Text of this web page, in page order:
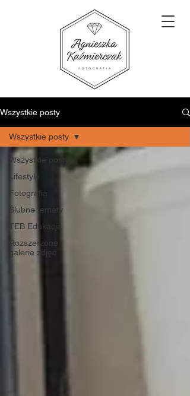
Wszystkie posty
Wszystkie posty
Lifestyle
Fotografia
Ślubne tematy
TEB Edukacja
Rozszerzone
galerie zdjęć
Wszystkie posty